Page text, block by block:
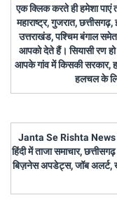
एक क्लिक करते ही हमेशा पाएं
महाराष्ट्र, गुजरात,
उत्तराखंड, पश्चिम बंगाल
आपको देते हैं। सियासी रण हो
आपके गांव में किसकी सरकार,
हलचल के
Janta Se Rishta News
हिंदी में ताजा समाचार,
बिज़नेस अपडेट्स, जॉब अलर्ट,